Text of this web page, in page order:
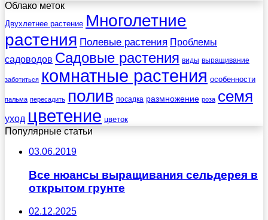
Облако меток
Двухлетнее растение Многолетние
растения Полевые растения Проблемы
садоводов Садовые растения виды выращивание
заботиться комнатные растения особенности
пальма пересадить полив посадка размножение роза семя
уход цветение цветок
Популярные статьи
03.06.2019
Все нюансы выращивания сельдерея в
открытом грунте
02.12.2025